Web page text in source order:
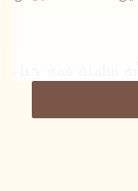
التي تحيط بدوائر
على ذلك